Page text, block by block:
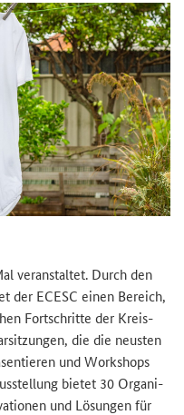
ver­an­stal­tet. Durch den
der ECESC einen Be­reich,
Fort­schrit­te der Kreis­
die die neus­ten
und Work­shops
bie­tet 30 Or­ga­ni­
und Lö­sun­gen für